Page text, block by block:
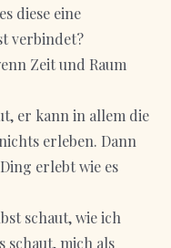
diese eine
verbindet?
Zeit und Raum
er kann in allem die
erleben. Dann
erlebt wie es
schaut, wie ich
schaut, mich als